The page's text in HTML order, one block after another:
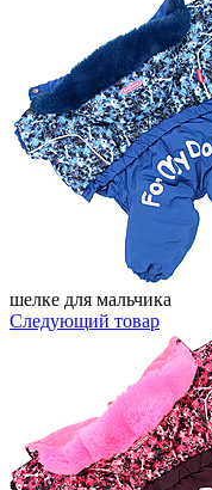
шелке для мальчика
Следующий товар